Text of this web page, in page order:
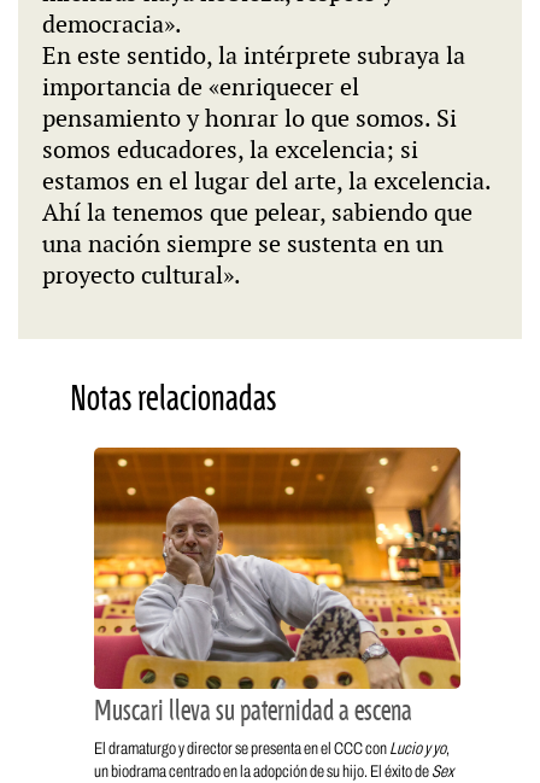
democracia».
En este sentido, la intérprete subraya la
importancia de «enriquecer el
pensamiento y honrar lo que somos. Si
somos educadores, la excelencia; si
estamos en el lugar del arte, la excelencia.
Ahí la tenemos que pelear, sabiendo que
una nación siempre se sustenta en un
proyecto cultural».
Notas relacionadas
Muscari lleva su paternidad a escena
El dramaturgo y director se presenta en el CCC con Lucio y yo,
un biodrama centrado en la adopción de su hijo. El éxito de Sex